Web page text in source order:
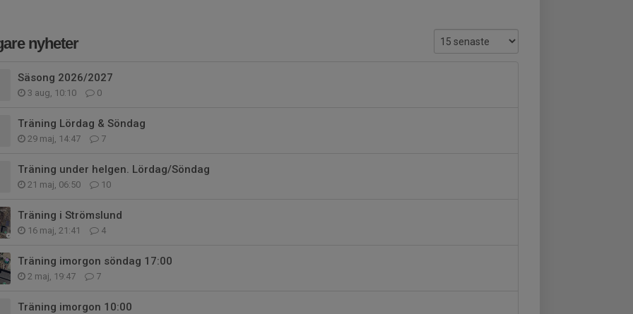
nyheter
Säsong 2026/2027
3 aug, 10:10 0
Träning Lördag & Söndag
29 maj, 14:47 7
Träning under helgen. Lördag/Söndag
21 maj, 06:50 10
Träning i Strömslund
16 maj, 21:41 4
Träning imorgon söndag 17:00
2 maj, 19:47 7
Träning imorgon 10:00